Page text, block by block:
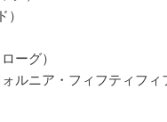
ーグ）
ルニア・フィフティフィ